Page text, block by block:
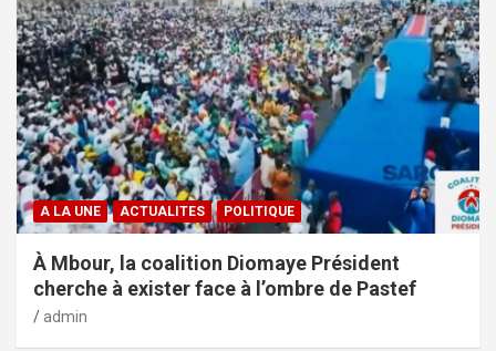
A LA UNE ACTUALITES POLITIQUE
À Mbour, la coalition Diomaye Président
cherche à exister face à l’ombre de Pastef
admin